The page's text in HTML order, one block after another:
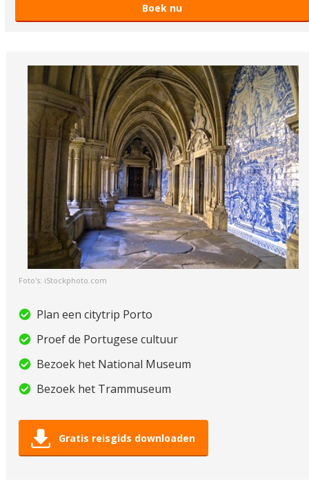
Boek nu
Foto's: iStockphoto.com
Plan een citytrip Porto
Proef de Portugese cultuur
Bezoek het National Museum
Bezoek het Trammuseum
Gratis reisgids downloaden